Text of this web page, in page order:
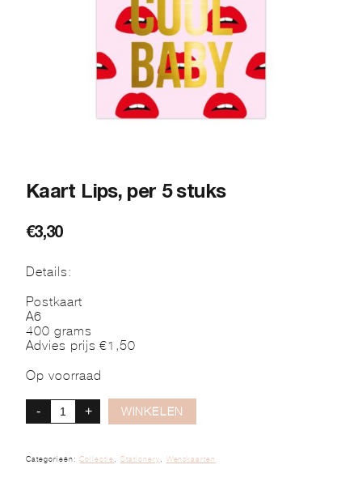
Kaart Lips, per 5 stuks
€3,30
Details:
Postkaart
A6
400 grams
Advies prijs €1,50
Op voorraad
- + WINKELEN
Categorieën:Collectie ,Stationery , Wenskaarten